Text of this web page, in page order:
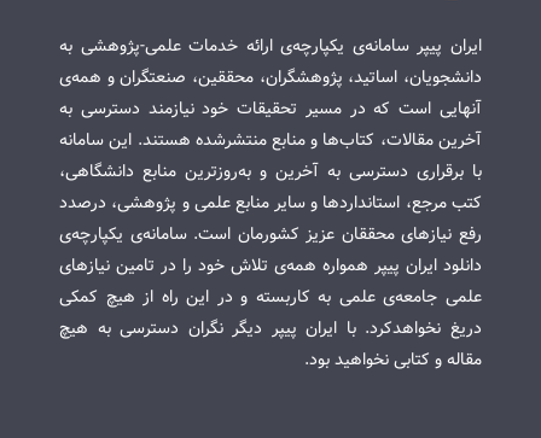
ایران پیپر سامانه‌ی یکپارچه‌ی ارائه خدمات علمی-پژوهشی به
دانشجویان، اساتید، پژوهشگران، محققین، صنعتگران و همه‌ی
آنهایی است که در مسیر تحقیقات خود نیازمند دسترسی به
آخرین مقالات، کتاب‌ها و منابع منتشرشده هستند. این سامانه
با برقراری دسترسی به آخرین و به‌روزترین منابع دانشگاهی،
کتب مرجع، استانداردها و سایر منابع علمی و پژوهشی، درصدد
رفع نیازهای محققان عزیز کشورمان است. سامانه‌ی یکپارچه‌ی
دانلود ایران پیپر همواره همه‌ی تلاش خود را در تامین نیازهای
علمی جامعه‌ی علمی به کاربسته و در این راه از هیچ کمکی
دریغ نخواهدکرد. با ایران پیپر دیگر نگران دسترسی به هیچ
مقاله و کتابی نخواهید بود.